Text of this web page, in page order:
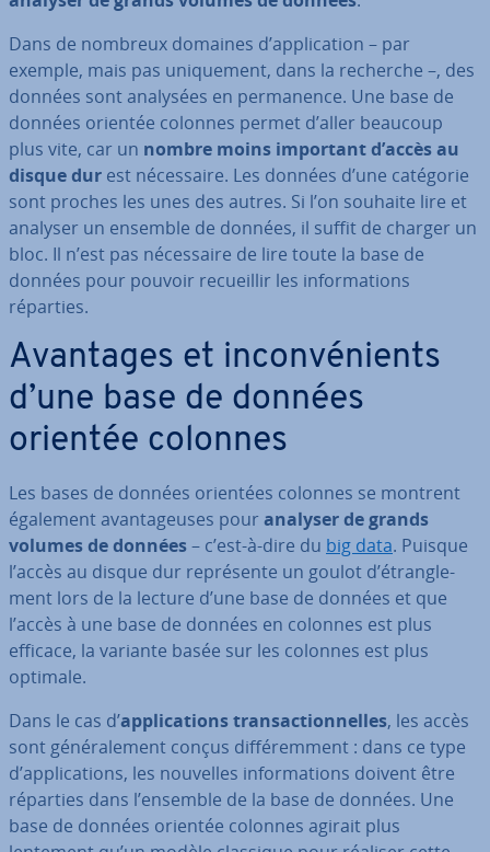
Dans de nombreux domaines d’ap­pli­ca­tion – par
exemple, mais pas uni­que­ment, dans la recherche –, des
données sont analysées en per­ma­nence. Une base de
données orientée colonnes permet d’aller beaucoup
plus vite, car un nombre moins important d’accès au
disque dur est né­ces­saire. Les données d’une catégorie
sont proches les unes des autres. Si l’on souhaite lire et
analyser un ensemble de données, il suffit de charger un
bloc. Il n’est pas né­ces­saire de lire toute la base de
données pour pouvoir re­cueil­lir les in­for­ma­tions
réparties.
Avantages et in­con­vé­nients
d’une base de données
orientée colonnes
Les bases de données orientées colonnes se montrent
également avan­ta­geuses pour analyser de grands
volumes de données– c’est-à-dire du big data. Puisque
l’accès au disque dur re­pré­sente un goulot d’étran­gle­
ment lors de la lecture d’une base de données et que
l’accès à une base de données en colonnes est plus
efficace, la variante basée sur les colonnes est plus
optimale.
Dans le cas d’ap­pli­ca­tions tran­sac­tion­nelles, les accès
sont gé­né­ra­le­ment conçus dif­fé­rem­ment : dans ce type
d’ap­pli­ca­tions, les nouvelles in­for­ma­tions doivent être
réparties dans l’ensemble de la base de données. Une
base de données orientée colonnes agirait plus